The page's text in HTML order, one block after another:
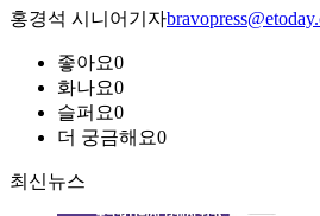
홍경석 시니어기자
좋아요0
화나요0
슬퍼요0
더 궁금해요0
최신뉴스